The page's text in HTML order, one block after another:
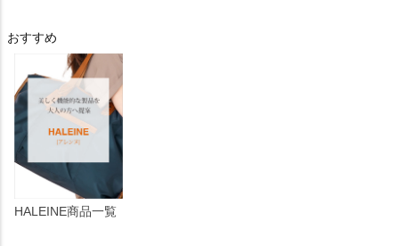
おすすめ
HALEINE商品一覧